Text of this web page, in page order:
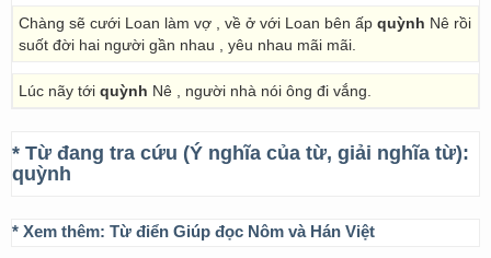
Chàng sẽ cưới Loan làm vợ , về ở với Loan bên ấp quỳnh Nê rồi
suốt đời hai người gần nhau , yêu nhau mãi mãi.
Lúc nãy tới quỳnh Nê , người nhà nói ông đi vắng.
* Từ đang tra cứu (Ý nghĩa của từ, giải nghĩa từ):
quỳnh
* Xem thêm: Từ điển Giúp đọc Nôm và Hán Việt